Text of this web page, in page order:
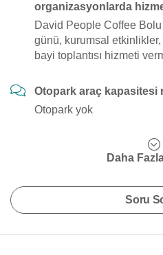
organizasyonlarda
David People Coffee Bolu
günü, kurumsal
bayi toplantısı hizmeti
Otopark araç kapasitesi
Otopark yok
Daha
Soru